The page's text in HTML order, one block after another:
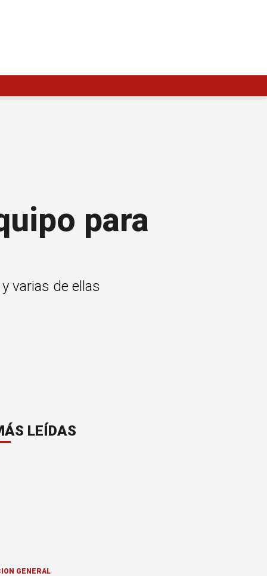
para
varias de ellas
LEÍDAS
GENERAL